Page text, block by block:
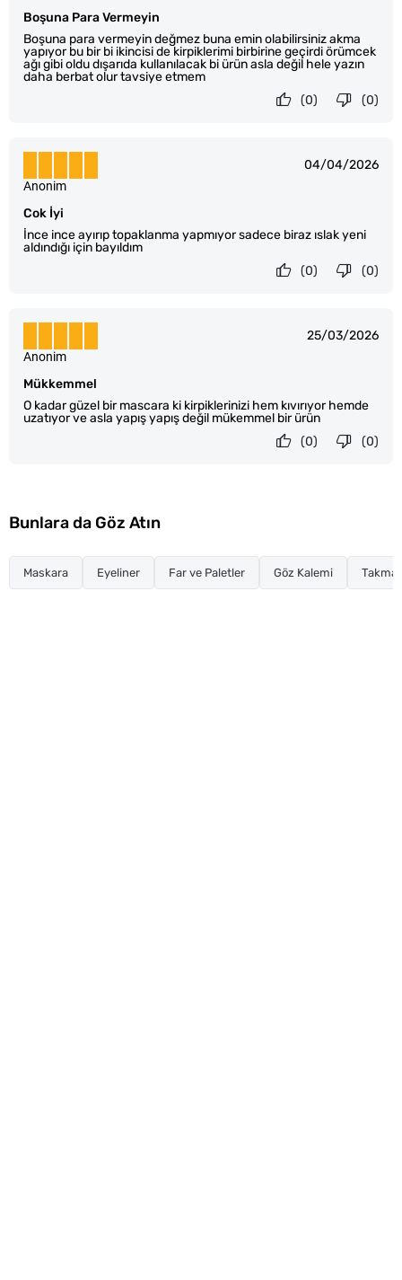
Boşuna Para Vermeyin
Boşuna para vermeyin değmez buna emin olabilirsiniz akma
yapıyor bu bir bi ikincisi de kirpiklerimi birbirine geçirdi örümcek
ağı gibi oldu dışarıda kullanılacak bi ürün asla değil hele yazın
daha berbat olur tavsiye etmem
(0)
(0)
04/04/2026
Cok İyi
İnce ince ayırıp topaklanma yapmıyor sadece biraz ıslak yeni
aldındığı için bayıldım
Anonim
(0)
(0)
25/03/2026
Mükkemmel
O kadar güzel bir mascara ki kirpiklerinizi hem kıvırıyor hemde
uzatıyor ve asla yapış yapış değil mükemmel bir ürün
Anonim
(0)
(0)
Bunlara da Göz Atın
Maskara Eyeliner Far ve Paletler Göz Kalemi Takma